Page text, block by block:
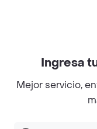
©2026
Ingresa
Mejor servicio,